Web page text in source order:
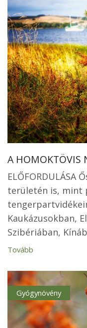
A HOMOKTÖVIS
ELŐFORDULÁSA
területén is, mint
Kaukázusokban,
Szibériában,
Tovább
Gyógynövény